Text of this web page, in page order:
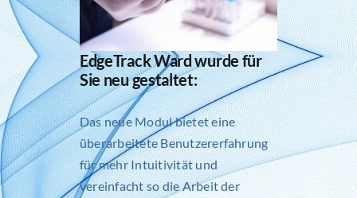
EdgeTrack Ward wurde für
Sie neu gestaltet:
Das neue Modul bietet eine
überarbeitete Benutzererfahrung
für mehr Intuitivität und
vereinfacht so die Arbeit der